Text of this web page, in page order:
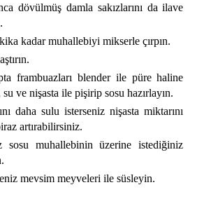
dövülmüş damla sakızlarını da ilave
kadar muhallebiyi mikserle çırpın.
frambuazları blender ile püre haline
ve nişasta ile pişirip sosu hazırlayın.
daha sulu isterseniz nişasta miktarını
artırabilirsiniz.
sosu muhallebinin üzerine istediğiniz
mevsim meyveleri ile süsleyin.